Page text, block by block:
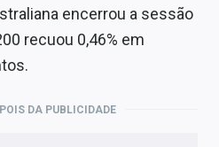
encerrou a sessão
recuou 0,46% em
DA PUBLICIDADE